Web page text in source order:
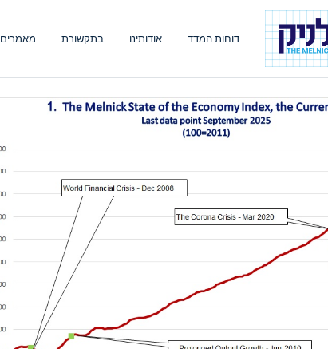
דוחות המדד אודותינו בתקשורת מאמרים